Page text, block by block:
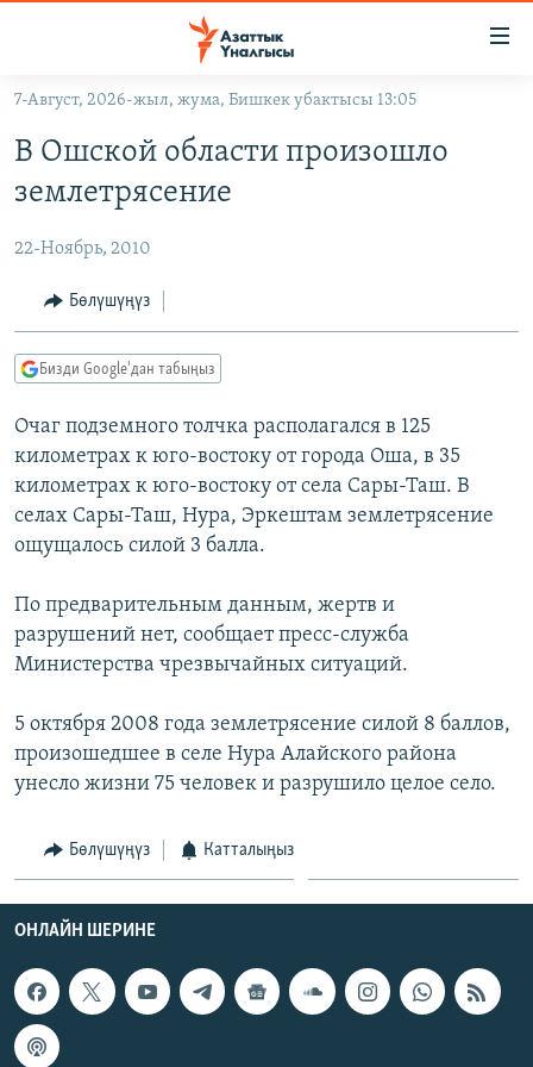
Навигацияга
өтүңүз
салыңызКЫРГЫЗСТАН
САЯСАТ
ЭКОНОМИКА
ДҮЙНӨ
БОРБОР АЗИЯ
УКРАИНА
АТАЙЫН ИЛИКТӨӨ
БҮГҮН АЗАТТЫКТА
ЭКСПЕРТТЕР ТАЛДАЙТ
БИЗ ЖАНА ДҮЙНӨ
ДАНИСТЕ
ЭЖЕ-СИҢДИЛЕР
АЗАТТЫК+
ЫҢГАЙСЫЗ СУРООЛОР
ПОДКАСТ
ӨЗГӨЧӨ ПИКИР
Русский
ОНЛАЙН ШЕРИНЕ
ЭЕ/АРнун бардык сайттары
7-Август, 2026-жыл, жума, Бишкек убактысы 13:05
В Ошской области произошло
землетрясение
22-Ноябрь, 2010
Бөлүшүңүз
Бизди Google'дан табыңыз
Очаг подземного толчка располагался в 125
километрах к юго-востоку от города Оша, в 35
километрах к юго-востоку от села Сары-Таш. В
селах Сары-Таш, Нура, Эркештам землетрясение
ощущалось силой 3 балла.
По предварительным данным, жертв и
разрушений нет, сообщает пресс-служба
Министерства чрезвычайных ситуаций.
5 октября 2008 года землетрясение силой 8 баллов,
произошедшее в селе Нура Алайского района
унесло жизни 75 человек и разрушило целое село.
Бөлүшүңүз Катталыңыз
ОНЛАЙН ШЕРИНЕ